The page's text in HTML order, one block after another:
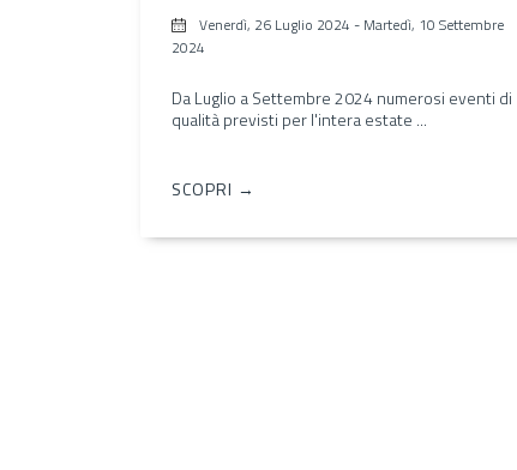
Venerdì, 26 Luglio 2024 - Martedì, 10 Settembre
2024
Da Luglio a Settembre 2024 numerosi eventi di
qualità previsti per l'intera estate ...
SCOPRI →